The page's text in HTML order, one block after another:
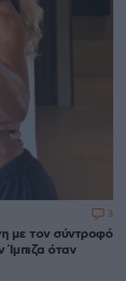
με τον σύντροφό
Ίμπιζα όταν
3